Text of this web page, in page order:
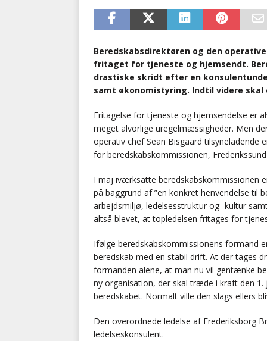
Beredskabsdirektøren og den
fritaget for tjeneste og hjemsendt.
drastiske skridt efter en
samt økonomistyring. Indtil videre
Fritagelse for tjeneste og hjemsendelse er
meget alvorlige uregelmæssigheder. Men
operativ chef Sean Bisgaard tilsyneladende
for beredskabskommissionen,
I maj iværksatte beredskabskommissionen
på baggrund af ”en konkret henvendelse til
arbejdsmiljø, ledelsesstruktur og -kultur
altså blevet, at topledelsen fritages for
Ifølge beredskabskommissionens formand
beredskab med en stabil drift. At der tages
formanden alene, at man nu vil gentænke
ny organisation, der skal træde i kraft den
beredskabet. Normalt ville den slags ellers
Den overordnede ledelse af Frederiksborg
ledelseskonsulent.